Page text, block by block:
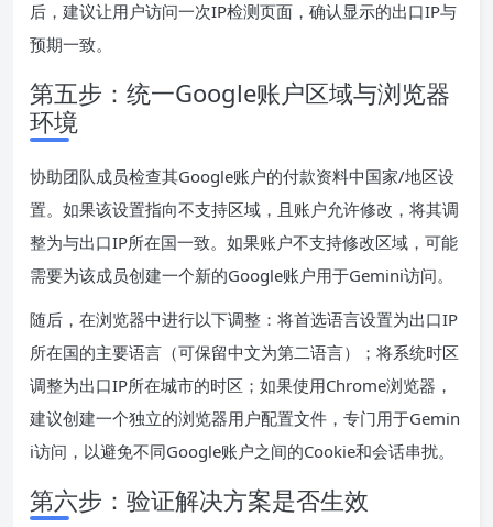
后，建议让用户访问一次IP检测页面，确认显示的出口IP与
预期一致。
第五步：统一Google账户区域与浏览器
环境
协助团队成员检查其Google账户的付款资料中国家/地区设
置。如果该设置指向不支持区域，且账户允许修改，将其调
整为与出口IP所在国一致。如果账户不支持修改区域，可能
需要为该成员创建一个新的Google账户用于Gemini访问。
随后，在浏览器中进行以下调整：将首选语言设置为出口IP
所在国的主要语言（可保留中文为第二语言）；将系统时区
调整为出口IP所在城市的时区；如果使用Chrome浏览器，
建议创建一个独立的浏览器用户配置文件，专门用于Gemin
i访问，以避免不同Google账户之间的Cookie和会话串扰。
第六步：验证解决方案是否生效